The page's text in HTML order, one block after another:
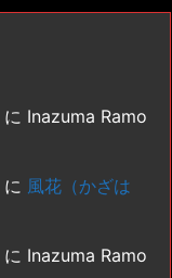
に Inazuma Ramo
に 風花（かざは
に Inazuma Ramo